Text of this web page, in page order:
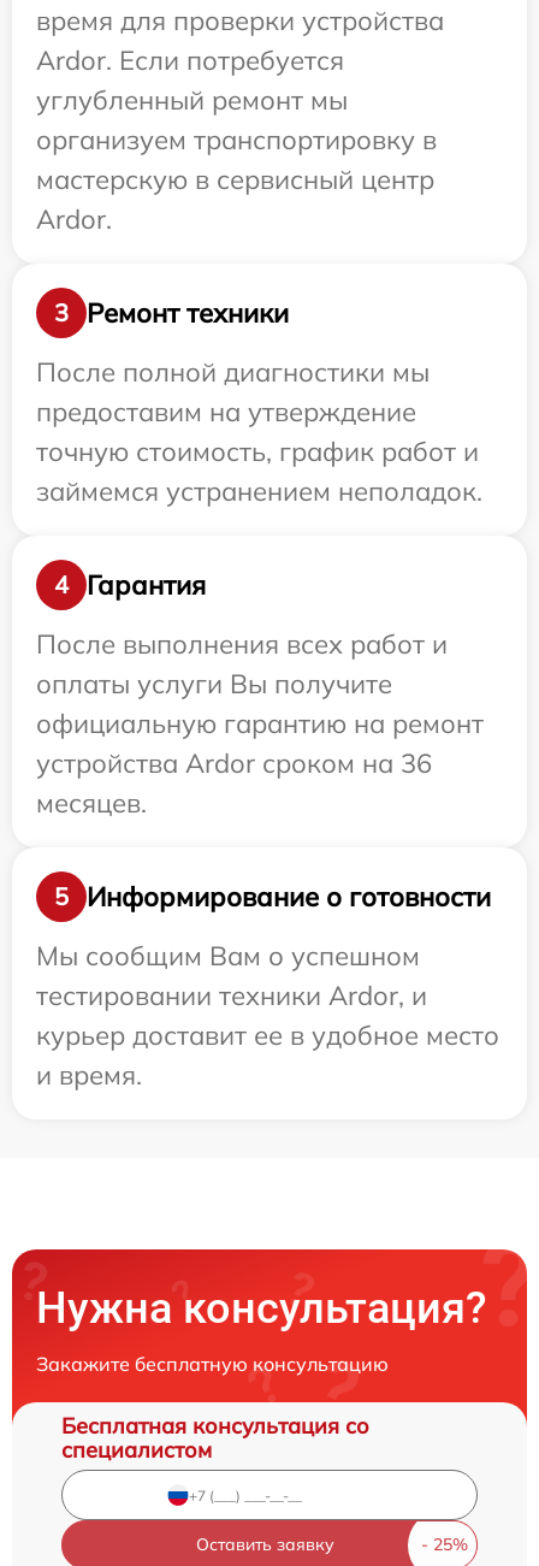
время для проверки устройства
Ardor. Если потребуется
углубленный ремонт мы
организуем транспортировку в
мастерскую в сервисный центр
Ardor.
3
Ремонт техники
После полной диагностики мы
предоставим на утверждение
точную стоимость, график работ и
займемся устранением неполадок.
4
Гарантия
После выполнения всех работ и
оплаты услуги Вы получите
официальную гарантию на ремонт
устройства Ardor сроком на 36
месяцев.
5
Информирование о готовности
Мы сообщим Вам о успешном
тестировании техники Ardor, и
курьер доставит ее в удобное место
и время.
Нужна консультация?
Закажите бесплатную консультацию
Бесплатная консультация со
специалистом
Оставить заявку